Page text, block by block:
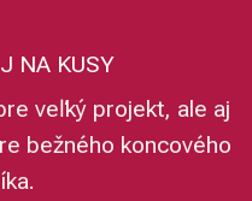
NA KUSY
veľký projekt, ale aj
bežného koncového